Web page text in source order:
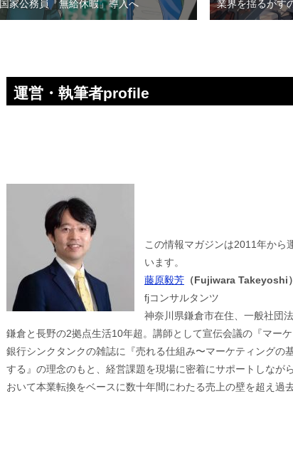
国家公務員「無給休暇」導入へ
業界を揺るがす
運営・執筆者profile
この情報マガジンは2011年から
います。
藤原毅芳 （Fujiwara Takeyoshi）
fjコンサルタンツ
神奈川県鎌倉市在住、一般社団
鎌倉と長野の2拠点生活10年超。講師として宣伝会議の『マー
銀行シンクタンクの雑誌に『売れる仕組み〜マーケティング
する』の理念のもと、経営課題を現場に密着にサポートしな
おいて本業転換をベースに数十年間にわたる売上の壁を超え過